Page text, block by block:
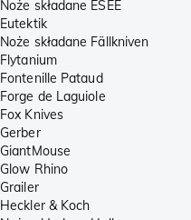
Noże składane ESEE
Eutektik
Noże składane Fällkniven
Flytanium
Fontenille Pataud
Forge de Laguiole
Fox Knives
Gerber
GiantMouse
Glow Rhino
Grailer
Heckler & Koch